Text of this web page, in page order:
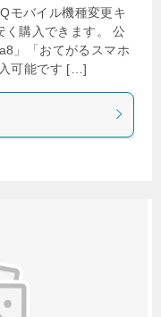
モバイル機種変更キ
く購入できます。 公
」「おてがるスマホ
可能です […]